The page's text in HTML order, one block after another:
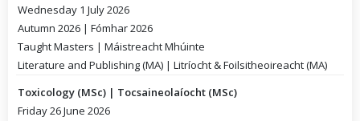
Wednesday 1 July 2026
Autumn 2026 | Fómhar 2026
Taught Masters | Máistreacht Mhúinte
Literature and Publishing (MA) | Litríocht & Foilsitheoireacht (MA)
Toxicology (MSc) | Tocsaineolaíocht (MSc)
Friday 26 June 2026